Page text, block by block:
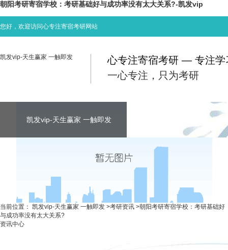
朝阳考研寄宿学校：考研基础好与成功率没有太大关系?-凯发vip
您好，欢迎访问心专注寄宿考研网站
凯发vip-天生赢家 一触即发
心专注寄宿考研 — 专注学
一心专注，只为考研
凯发vip-天生赢家 一触即发 凯发vip-天生赢家 一触即发
凯发vip-天生赢家 一触即发 考研资讯
当前位置： 凯发vip-天生赢家 一触即发 >考研资讯 >朝阳考研寄宿学校：考研基础好
与成功率没有太大关系?
资讯中心